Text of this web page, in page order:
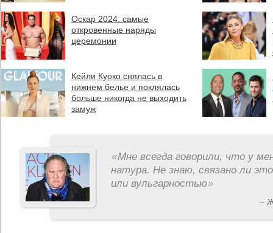
Оскар 2024: самые
откровенные наряды
церемонии
Кейли Куоко снялась в
нижнем белье и поклялась
больше никогда не выходить
замуж
«Мне всегда говорили, что у
натура. Не знаю, связано ли
или вульгарностью»
–